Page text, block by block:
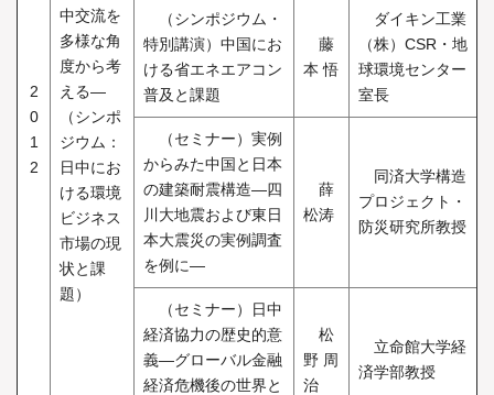
2
0
1
2
中交流を
多様な角
度から考
える―
（シンポ
ジウム：
日中にお
ける環境
ビジネス
市場の現
状と課
題）
（シンポジウム・
特別講演）中国にお
ける省エネエアコン
普及と課題
藤
本 悟
ダイキン工業
（株）CSR・地
球環境センター
室長
（セミナー）実例
からみた中国と日本
の建築耐震構造―四
川大地震および東日
本大震災の実例調査
を例に―
薛
松涛
同済大学構造
プロジェクト・
防災研究所教授
（セミナー）日中
経済協力の歴史的意
義―グローバル金融
経済危機後の世界と
松
野 周
治
立命館大学経
済学部教授